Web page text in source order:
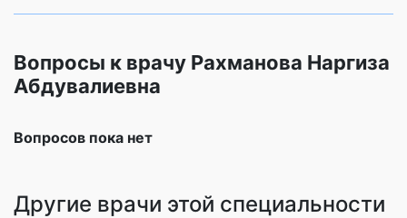
Вопросы к врачу Рахманова Наргиза
Абдувалиевна
Вопросов пока нет
Другие врачи этой специальности